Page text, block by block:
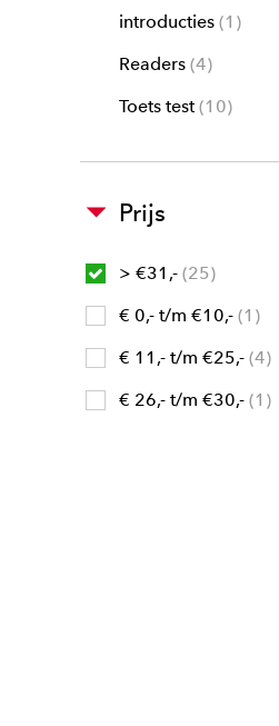
introducties 1
Readers 4
Toets test 10
Prijs
> €31,- 25
€ 0,- t/m €10,- 1
€ 11,- t/m €25,- 4
€ 26,- t/m €30,- 1